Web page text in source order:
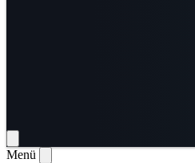
Menü